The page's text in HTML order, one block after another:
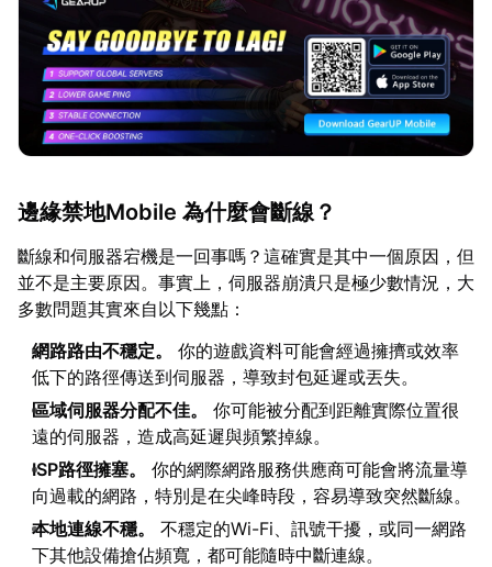
邊緣禁地Mobile 為什麼會斷線？
斷線和伺服器宕機是一回事嗎？這確實是其中一個原因，但
並不是主要原因。事實上，伺服器崩潰只是極少數情況，大
多數問題其實來自以下幾點：
網路路由不穩定。
你的遊戲資料可能會經過擁擠或效率
低下的路徑傳送到伺服器，導致封包延遲或丟失。
區域伺服器分配不佳。
你可能被分配到距離實際位置很
遠的伺服器，造成高延遲與頻繁掉線。
ISP路徑擁塞。
你的網際網路服務供應商可能會將流量導
向過載的網路，特別是在尖峰時段，容易導致突然斷線。
本地連線不穩。
不穩定的Wi-Fi、訊號干擾，或同一網路
下其他設備搶佔頻寬，都可能隨時中斷連線。